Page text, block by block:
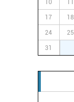
10
17 18
24 25
31